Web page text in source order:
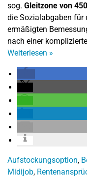
sog. Gleitzone von
die Sozialabgaben für
ermäßigten
nach einer
Weiterlesen »
Aufstockungsoption,
Midijob,